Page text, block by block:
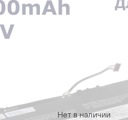
Нет в наличии